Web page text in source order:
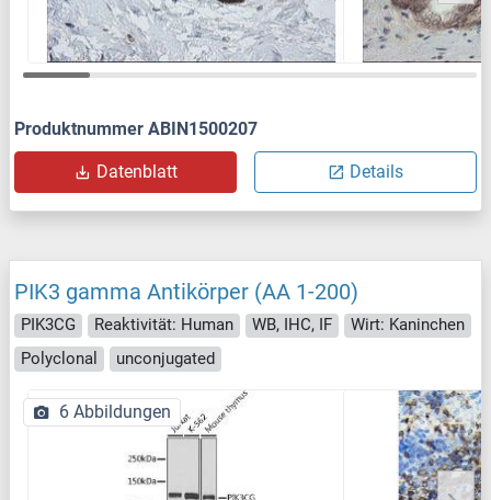
Produktnummer ABIN1500207
Datenblatt Details
PIK3 gamma Antikörper (AA 1-200)
PIK3CG Reaktivität: Human WB, IHC, IF
Wirt: Kaninchen
Polyclonal
unconjugated
6 Abbildungen